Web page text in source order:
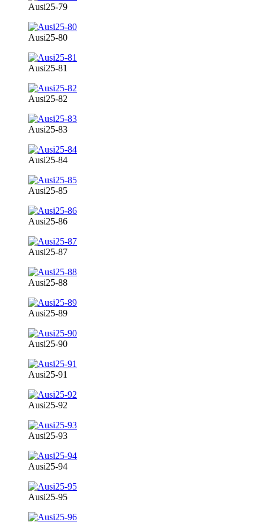
Ausi25-79
Ausi25-80
Ausi25-81
Ausi25-82
Ausi25-83
Ausi25-84
Ausi25-85
Ausi25-86
Ausi25-87
Ausi25-88
Ausi25-89
Ausi25-90
Ausi25-91
Ausi25-92
Ausi25-93
Ausi25-94
Ausi25-95